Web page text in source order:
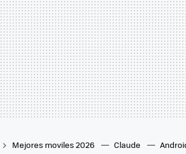
Mejores moviles 2026 Claude